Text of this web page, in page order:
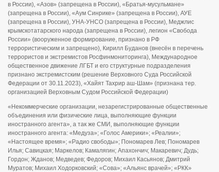
в России), «Азов» (запрещена в России), «Братья-мусульмане»
(запрещена в России), «Аум Синрике» (запрещена в России), АУЕ
(запрещена в России), УНА-УНСО (запрещена в России), Меджлис
крымскотатарского народа (запрещена в России), легион «Свобода
России» (вооруженное формирование, признано в РФ
террористическим и запрещено), Кирилл Буданов (внесён в перечень
террористов и экстремистов Росфинмониторинга), Международное
общественное движение ЛГБТ и его структурные подразделения
признано экстремистским (решение Верховного Суда Российской
Федерации от 30.11.2023), «Хайят Тахрир аш-Шам» (признана тер.
организацией Верховным Судом Российской Федерации)
«Некоммерческие организации, незарегистрированные общественные
объединения или физические лица, выполняющие функции
иностранного агента», а так же СМИ, выполняющие функции
иностранного агента: «Медуза»; «Голос Америки»; «Реалии»;
«Настоящее время»; «Радио свободы»; Пономарев Лев; Пономарев
Илья; Савицкая; Маркелов; Камалягин; Апахончич; Макаревич; Дудь;
Гордон; Жданов; Медведев; Федоров; Михаил Касьянов; Дмитрий
Муратов; Михаил Ходорковский; «Сова»; «Альянс врачей»; «РКК»